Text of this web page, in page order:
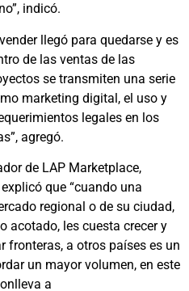
indicó.
llegó para quedarse y es
de las ventas de las
se transmiten una serie
marketing digital, el uso y
legales en los
agregó.
de LAP Marketplace,
que “cuando una
regional o de su ciudad,
acotado, les cuesta crecer y
fronteras, a otros países es un
un mayor volumen, en este
a